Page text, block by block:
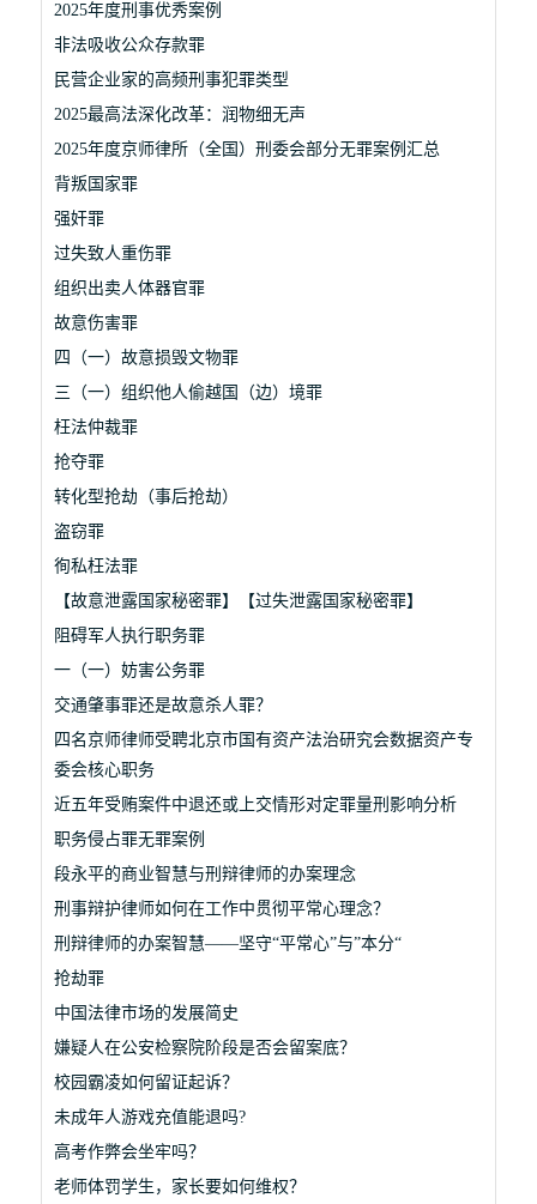
2025年度刑事优秀案例
非法吸收公众存款罪
民营企业家的高频刑事犯罪类型
2025最高法深化改革：润物细无声
2025年度京师律所（全国）刑委会部分无罪案例汇总
背叛国家罪
强奸罪
过失致人重伤罪
组织出卖人体器官罪
故意伤害罪
四（一）故意损毁文物罪
三（一）组织他人偷越国（边）境罪
枉法仲裁罪
抢夺罪
转化型抢劫（事后抢劫）
盗窃罪
徇私枉法罪
【故意泄露国家秘密罪】【过失泄露国家秘密罪】
阻碍军人执行职务罪
一（一）妨害公务罪
交通肇事罪还是故意杀人罪？
四名京师律师受聘北京市国有资产法治研究会数据资产专
委会核心职务
近五年受贿案件中退还或上交情形对定罪量刑影响分析
职务侵占罪无罪案例
段永平的商业智慧与刑辩律师的办案理念
刑事辩护律师如何在工作中贯彻平常心理念？
刑辩律师的办案智慧——坚守“平常心”与”本分“
抢劫罪
中国法律市场的发展简史
嫌疑人在公安检察院阶段是否会留案底？
校园霸凌如何留证起诉？
未成年人游戏充值能退吗?
高考作弊会坐牢吗？
老师体罚学生，家长要如何维权？